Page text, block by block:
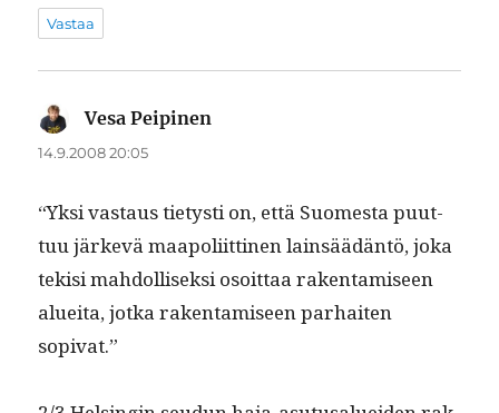
Vastaa
Vesa Peipinen
14.9.2008 20:05
“Yksi vas­taus tietysti on, että Suomes­ta puut­
tuu järkevä maapoli­it­ti­nen lain­säädän­tö, joka
tek­isi mah­dol­lisek­si osoit­taa rak­en­tamiseen
aluei­ta, jot­ka rak­en­tamiseen parhait­en
sopivat.”